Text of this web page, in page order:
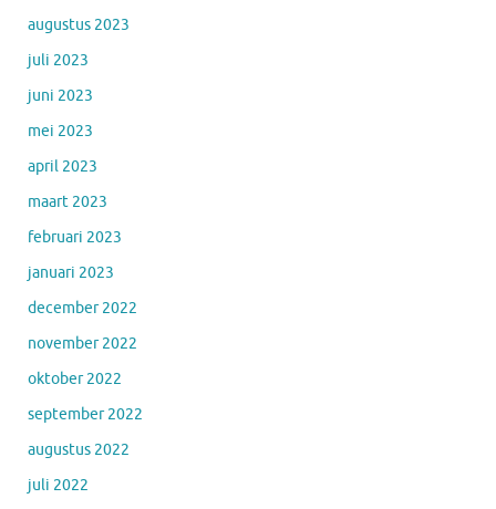
augustus 2023
juli 2023
juni 2023
mei 2023
april 2023
maart 2023
februari 2023
januari 2023
december 2022
november 2022
oktober 2022
september 2022
augustus 2022
juli 2022